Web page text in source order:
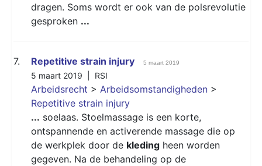
dragen. Soms wordt er ook van de polsrevolutie
gesproken ...
7. Repetitive strain injury 5 maart 2019
5 maart 2019 | RSI
Arbeidsrecht > Arbeidsomstandigheden >
Repetitive strain injury
... soelaas. Stoelmassage is een korte,
ontspannende en activerende massage die op
de werkplek door de kleding heen worden
gegeven. Na de behandeling op de